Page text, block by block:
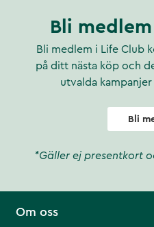
Bli
Bli medlem i Life Club
på ditt nästa köp och
utvalda
Bli
*Gäller ej presentkort
Om oss